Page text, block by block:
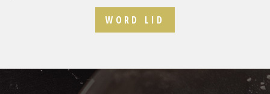
WORD LID